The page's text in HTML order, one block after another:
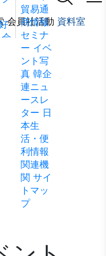
会
貿易通
商情報
セミナ
ー イベ
ント写
真 韓企
連ニュ
ースレ
ター 日
本生
活・便
利情報
関連機
関 サイ
トマッ
プ
会員社活動 資料室